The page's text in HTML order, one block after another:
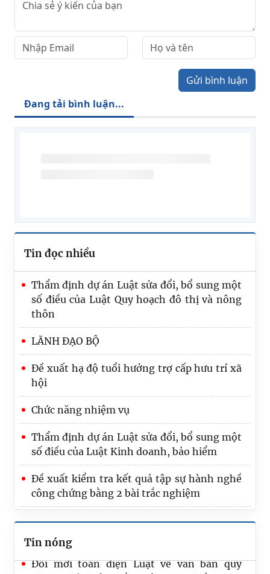
Gửi bình luận
Đang tải bình luận...
Tin đọc nhiều
Thẩm định dự án Luật sửa đổi, bổ sung một
số điều của Luật Quy hoạch đô thị và nông
thôn
LÃNH ĐẠO BỘ
Đề xuất hạ độ tuổi hưởng trợ cấp hưu trí xã
hội
Chức năng nhiệm vụ
Thẩm định dự án Luật sửa đổi, bổ sung một
số điều của Luật Kinh doanh, bảo hiểm
Đề xuất kiểm tra kết quả tập sự hành nghề
công chứng bằng 2 bài trắc nghiệm
Tin nóng
Tổng rà soát là nhiệm vụ trọng tâm, quan
trọng nhất của Bộ Tư pháp trong 6 tháng
cuối năm
Trình Quốc hội dự án Luật Phát triển đô thị
Bộ Tư pháp trao Quyết định nghỉ hưu cho
công chức
Đổi mới toàn diện Luật về văn bản quy
phạm pháp luật nhằm nâng cao chất lượng